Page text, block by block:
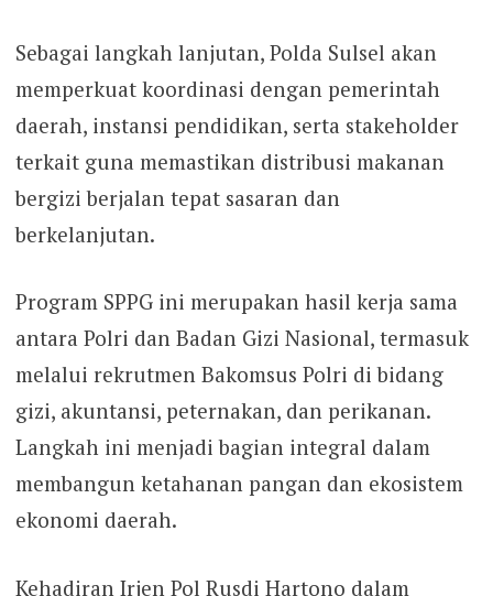
Sebagai langkah lanjutan, Polda Sulsel akan
memperkuat koordinasi dengan pemerintah
daerah, instansi pendidikan, serta stakeholder
terkait guna memastikan distribusi makanan
bergizi berjalan tepat sasaran dan
berkelanjutan.
Program SPPG ini merupakan hasil kerja sama
antara Polri dan Badan Gizi Nasional, termasuk
melalui rekrutmen Bakomsus Polri di bidang
gizi, akuntansi, peternakan, dan perikanan.
Langkah ini menjadi bagian integral dalam
membangun ketahanan pangan dan ekosistem
ekonomi daerah.
Kehadiran Irjen Pol Rusdi Hartono dalam